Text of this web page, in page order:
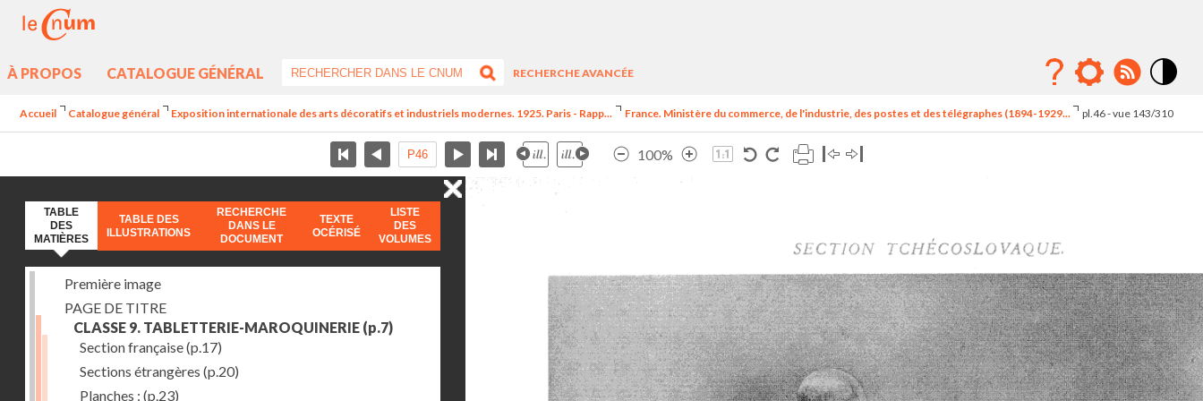
À PROPOS CATALOGUE GÉNÉRAL
RECHERCHE AVANCÉE
élévé
Accueil Catalogue général Exposition internationale des arts décoratifs et industriels modernes. 1925. Paris - Rapp... France. Ministère du commerce, de l'industrie, des postes et des télégraphes (1894-1929... pl.46 - vue 143/310
100%
TABLE
DES
MATIÈRES
TABLE DES
ILLUSTRATIONS
RECHERCHE
DANS LE
DOCUMENT
TEXTE
OCÉRISÉ
LISTE
DES
VOLUMES
Première image
PAGE DE TITRE
CLASSE 9. TABLETTERIE-MAROQUINERIE (p.7)
Section française(p.17)
Sections étrangères (p.20)
Planches : (p.23)